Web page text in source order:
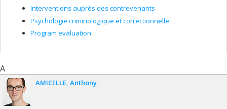
Interventions auprès des contrevenants
Psychologie criminologique et correctionnelle
Program evaluation
A
AMICELLE Anthony